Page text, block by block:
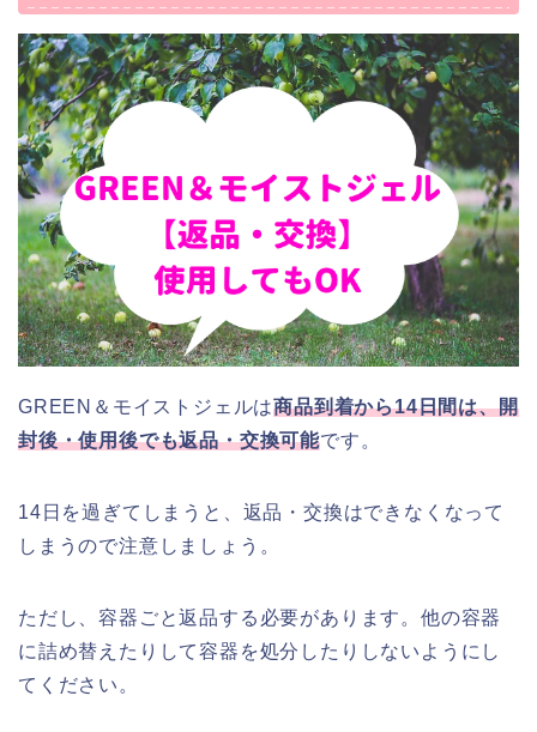
GREEN＆モイストジェルは商品到着から14日間は、開
封後・使用後でも返品・交換可能です。
14日を過ぎてしまうと、返品・交換はできなくなって
しまうので注意しましょう。
ただし、容器ごと返品する必要があります。他の容器
に詰め替えたりして容器を処分したりしないようにし
てください。